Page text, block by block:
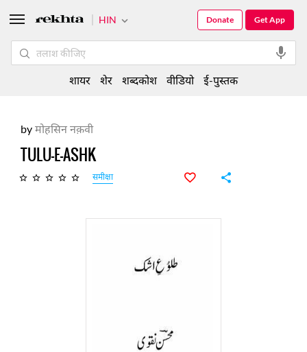
byमोहसिन नक़वी
TULU-E-ASHK
समीक्षा
HIN Get App
Donate
शायर शेर शब्दकोश वीडियो ई-पुस्तक